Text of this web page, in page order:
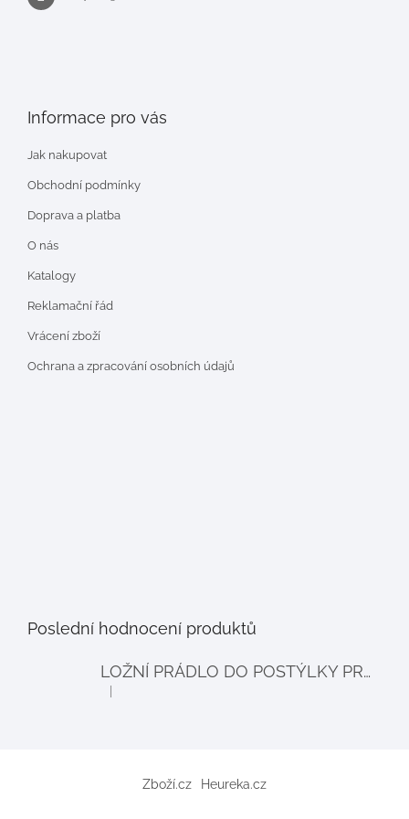
Informace pro vás
Jak nakupovat
Obchodní podmínky
Doprava a platba
O nás
Katalogy
Reklamační řád
Vrácení zboží
Ochrana a zpracování osobních údajů
Poslední hodnocení produktů
LOŽNÍ PRÁDLO DO POSTÝLKY PRO PANENKY BALLOON - šedé
Hodnocení produktu je 4 z 5 hvězdiček.
Zboží.cz Heureka.cz